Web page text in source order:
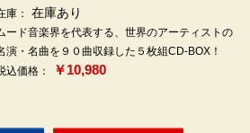
庫： 在庫あり
ード音楽界を代表する、世界のアーティストの
演・名曲を９０曲収録した５枚組CD-BOX！
込価格：
￥10,980